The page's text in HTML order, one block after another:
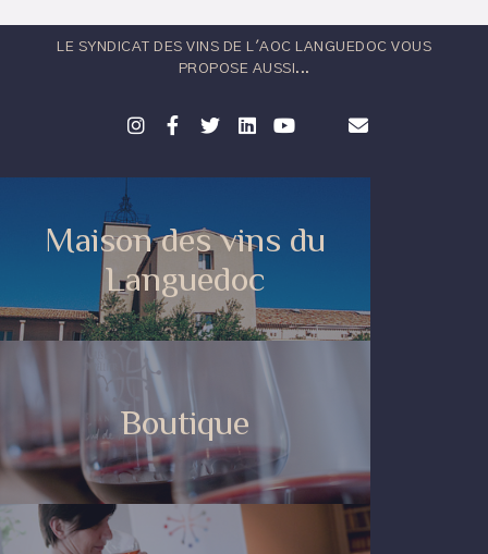
LE SYNDICAT DES VINS DE L'AOC LANGUEDOC VOUS
PROPOSE AUSSI...
Maison des vins du
Languedoc
Boutique